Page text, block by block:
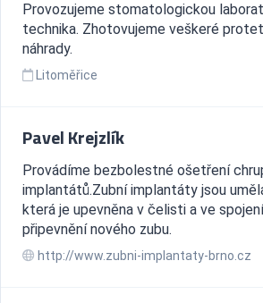
Provozujeme stomatologickou
technika. Zhotovujeme veškeré
náhrady.
Litoměřice
Pavel Krejzlík
Provádíme bezbolestné ošetření
implantátů.Zubní implantáty jsou
která je upevněna v čelisti a ve
připevnění nového zubu.
http://www.zubni-implantaty-brno.cz